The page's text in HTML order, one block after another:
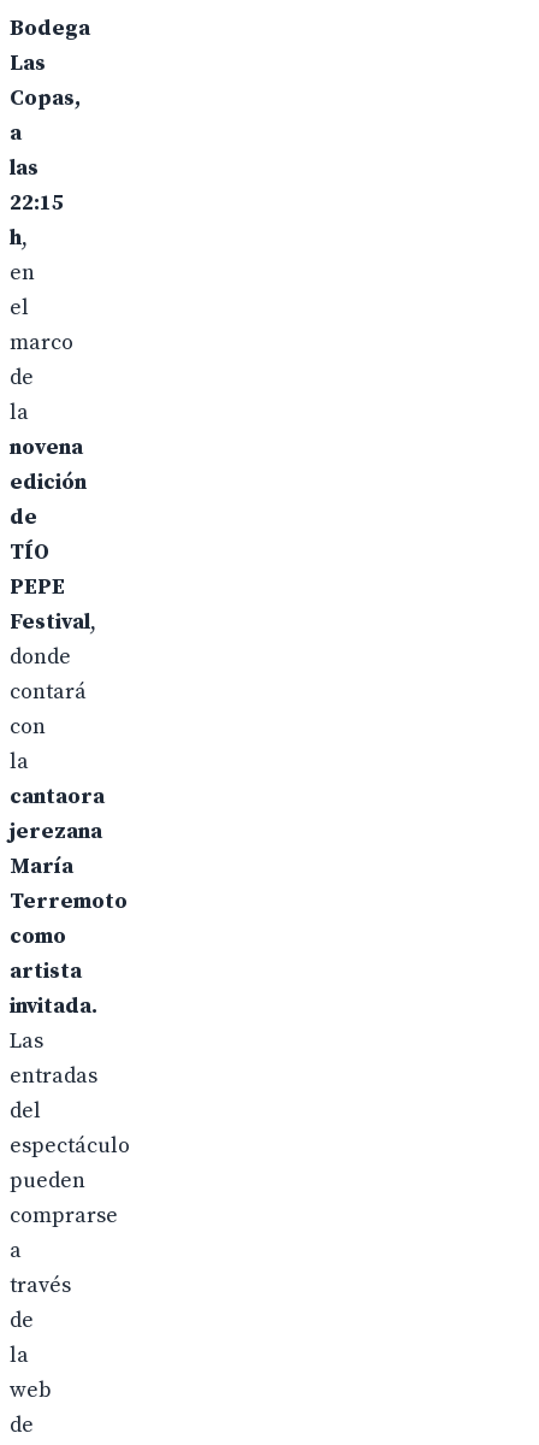
Bodega
Las
Copas,
a
las
22:15
h,
en
el
marco
de
la
novena
edición
de
TÍO
PEPE
Festival,
donde
contará
con
la
cantaora
jerezana
María
Terremoto
como
artista
invitada.
Las
entradas
del
espectáculo
pueden
comprarse
a
través
de
la
web
de